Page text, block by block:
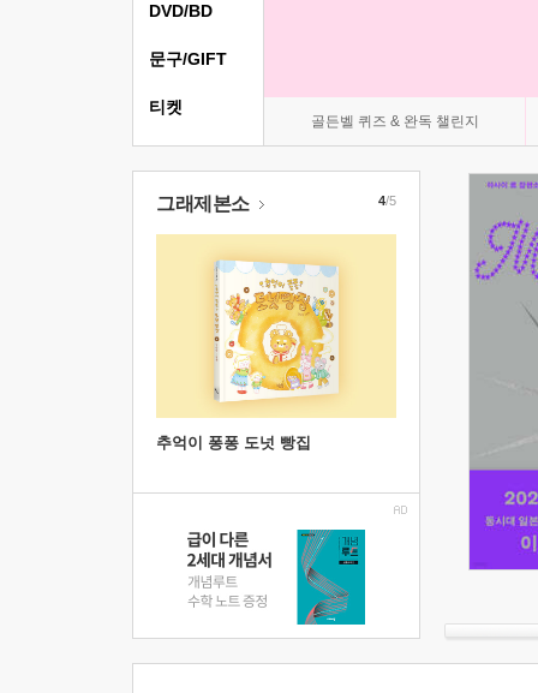
골든벨 퀴즈 & 완독 챌린지
DVD/BD
문구/GIFT
티켓
그래제본소
추억이 퐁퐁 도넛 빵집
4/5